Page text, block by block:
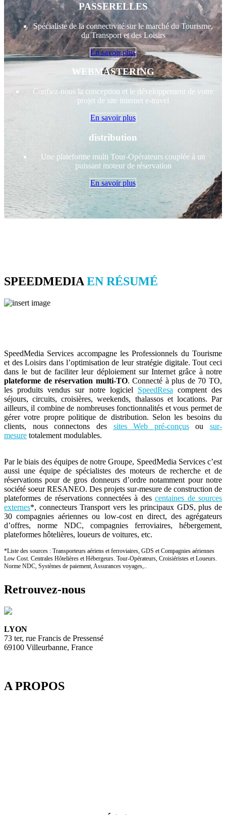
PASSERELLES
Spécialiste de la connectivité sur le marché du Tourisme,
du Transport et des Loisirs
En savoir plus
WEBMASTERING
Confiez-nous la conception et le développement de votre
projet de site internet e-travel
En savoir plus
distribution
Une plateforme multi Tour-Opérateurs couplée à un
puissant moteur de réservation
En savoir plus
SPEEDMEDIAEN RÉSUMÉ
SpeedMedia Services accompagne les Professionnels du Tourisme
et des Loisirs dans l’optimisation de leur stratégie digitale. Tout ceci
dans le but de faciliter leur déploiement sur Internet grâce à notre
plateforme de réservation multi-TO. Connecté à plus de 70 TO,
les produits vendus sur notrelogiciel SpeedResa comptent des
séjours, circuits, croisières, weekends, thalassos et locations. Par
ailleurs,il combine de nombreuses fonctionnalités et vous permet de
gérer votre propre politique de distribution. Selon les besoins du
clients, nous connectons des sites Web pré-conçusou sur-
mesure totalement modulables.
Par le biais des équipes de notre Groupe, SpeedMedia Services c’est
aussi une équipe de spécialistes des moteurs de recherche et de
réservations pour de gros donneurs d’ordre notamment pour notre
société soeur RESANEO. Des projets sur-mesure de construction de
plateformes de réservations connectées à des centaines de sources
externes*, connecteurs Transport vers les principaux GDS, plus de
30 compagnies aériennes ou low-cost en direct, des agrégateurs
d’offres, norme NDC, compagnies ferroviaires, hébergement,
plateformes hôtelières, loueurs de voitures, etc.
*Liste des sources : Transporteurs aériens et ferroviaires, GDS et Compagnies aériennes
Low Cost. Centrales Hôtelières et Hébergeurs. Tour-Opérateurs, Croisiéristes et Loueurs.
Norme NDC, Systèmes de paiement, Assurances voyages,..
Retrouvez-nous
LYON
73 ter, rue Francis de Pressensé
69100 Villeurbanne, France
A PROPOS